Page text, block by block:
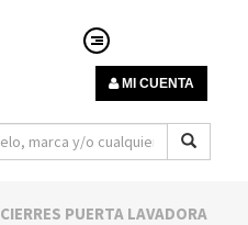
MI CUENTA
CIERRES PUERTA LAVADORA